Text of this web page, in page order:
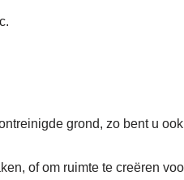
grond, zo bent u
of om ruimte te creëren